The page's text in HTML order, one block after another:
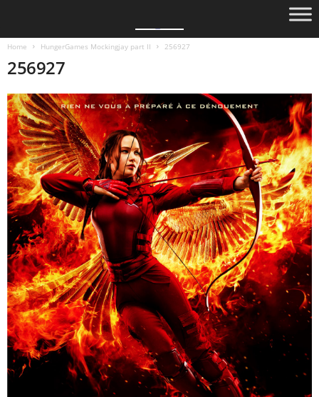
Home HungerGames Mockingjay part II 256927
256927